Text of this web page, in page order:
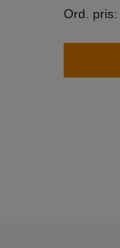
Ord. pris: